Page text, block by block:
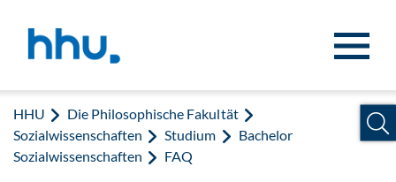
HHU
Die Philosophische Fakultät
Sozialwissenschaften
Studium
Bachelor
Sozialwissenschaften
FAQ